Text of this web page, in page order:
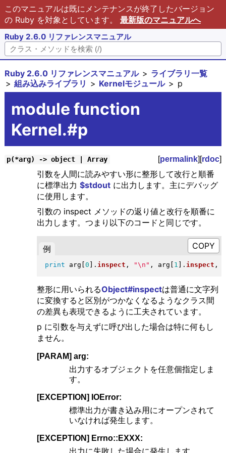
このマニュアルは既にメンテナンスが終了したバージョン
の Ruby を対象としています。 最新版のマニュアルへ
Ruby 2.6.0 リファレンスマニュアル
Ruby 2.6.0 リファレンスマニュアル
ライブラリ一覧
組み込みライブラリ
Kernelモジュール p
module function
Kernel.#p
p(*arg) -> object | Array [permalink][rdoc]
引数を人間に読みやすい形に整形して改行と順番
に標準出力 $stdoutに出力します。主にデバッグ
に使用します。
引数の inspect メソッドの返り値と改行を順番に
出力します。つまり以下のコードと同じです。
例
print arg 0 . inspect , "\n " , arg 1 . inspect ,
整形に用いられるObject#inspectは普通に文字列
に変換すると区別がつかなくなるようなクラス間
の差異も表現できるように工夫されています。
p に引数を与えずに呼び出した場合は特に何もし
ません。
[PARAM] arg:
出力するオブジェクトを任意個指定しま
す。
[EXCEPTION] IOError:
標準出力が書き込み用にオープンされて
いなければ発生します。
[EXCEPTION] Errno::EXXX:
出力に失敗した場合に発生します。